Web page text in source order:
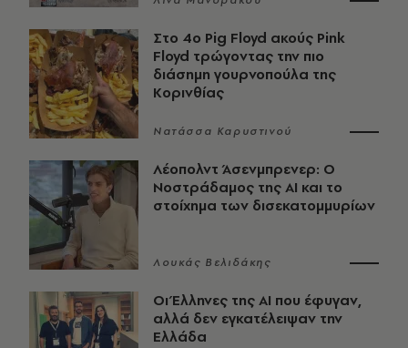
Στο 4ο Pig Floyd ακούς Pink
Floyd τρώγοντας την πιο
διάσημη γουρνοπούλα της
Κορινθίας
Νατάσσα Καρυστινού
Λέοπολντ Άσενμπρενερ: Ο
Νοστράδαμος της AI και το
στοίχημα των δισεκατομμυρίων
Λουκάς Βελιδάκης
Οι Έλληνες της ΑΙ που έφυγαν,
αλλά δεν εγκατέλειψαν την
Ελλάδα